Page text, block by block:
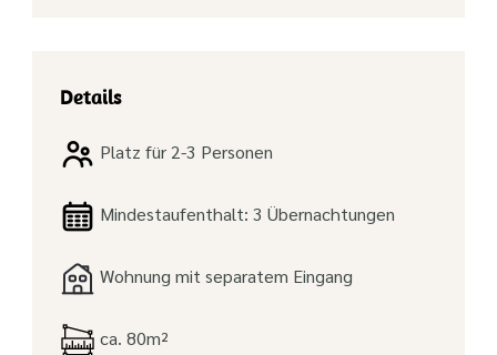
Details
Platz für 2-3 Personen
Mindestaufenthalt: 3 Übernachtungen
Wohnung mit separatem Eingang
ca. 80m²